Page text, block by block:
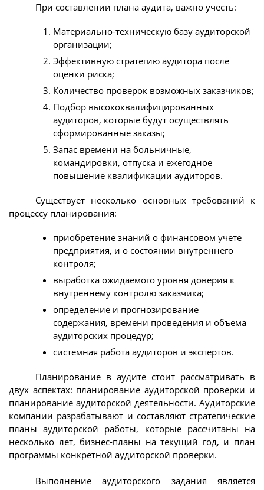
При составлении плана аудита, важно учесть:
Материально-техническую базу аудиторской
организации;
Эффективную стратегию аудитора после
оценки риска;
Количество проверок возможных заказчиков;
Подбор высококвалифицированных
аудиторов, которые будут осуществлять
сформированные заказы;
Запас времени на больничные,
командировки, отпуска и ежегодное
повышение квалификации аудиторов.
Существует несколько основных требований к
процессу планирования:
приобретение знаний о финансовом учете
предприятия, и о состоянии внутреннего
контроля;
выработка ожидаемого уровня доверия к
внутреннему контролю заказчика;
определение и прогнозирование
содержания, времени проведения и объема
аудиторских процедур;
системная работа аудиторов и экспертов.
Планирование в аудите стоит рассматривать в
двух аспектах: планирование аудиторской проверки и
планирование аудиторской деятельности. Аудиторские
компании разрабатывают и составляют стратегические
планы аудиторской работы, которые рассчитаны на
несколько лет, бизнес-планы на текущий год, и план
программы конкретной аудиторской проверки.
Выполнение аудиторского задания является